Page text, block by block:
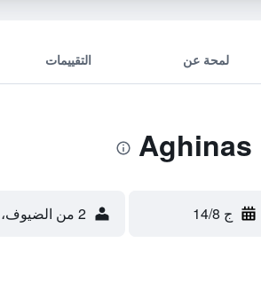
لمحة عن التقييمات
ج 14/8 2 من الضيوف، غرفة واحدة